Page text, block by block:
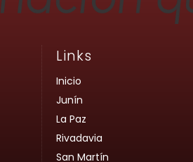
Links
Inicio
Junín
La Paz
Rivadavia
San Martín